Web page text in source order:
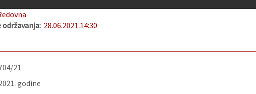
28.06.2021.14:30
21
godine